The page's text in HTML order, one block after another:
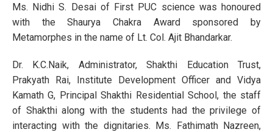
Ms. Nidhi S. Desai of First PUC science was honoured
with the Shaurya Chakra Award sponsored by
Metamorphes in the name of Lt. Col. Ajit Bhandarkar.
Dr. K.C.Naik, Administrator, Shakthi Education Trust,
Prakyath Rai, Institute Development Officer and Vidya
Kamath G, Principal Shakthi Residential School, the staff
of Shakthi along with the students had the privilege of
interacting with the dignitaries. Ms. Fathimath Nazreen,